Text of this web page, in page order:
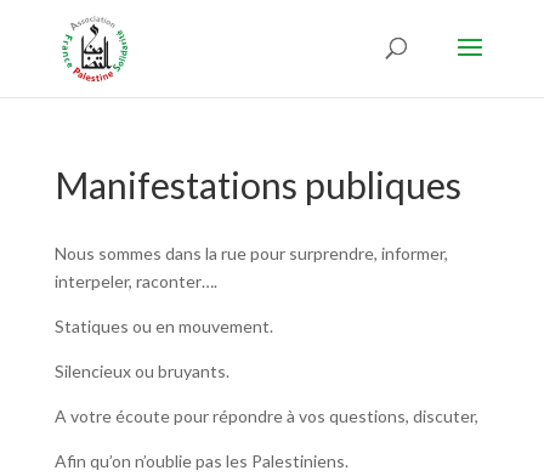
Manifestations publiques
Nous sommes dans la rue pour surprendre, informer,
interpeler, raconter….
Statiques ou en mouvement.
Silencieux ou bruyants.
A votre écoute pour répondre à vos questions, discuter,
Afin qu’on n’oublie pas les Palestiniens.